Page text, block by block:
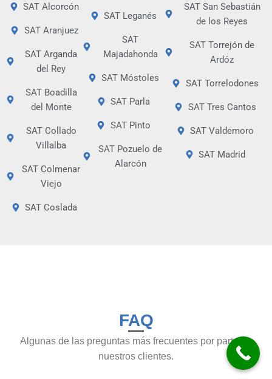
SAT Alcorcón
SAT Aranjuez
SAT Arganda
del Rey
SAT Boadilla
del Monte
SAT Collado
Villalba
SAT Colmenar
Viejo
SAT Coslada
SAT Leganés
SAT
Majadahonda
SAT Móstoles
SAT Parla
SAT Pinto
SAT Pozuelo de
Alarcón
SAT San Sebastián
de los Reyes
SAT Torrejón de
Ardóz
SAT Torrelodones
SAT Tres Cantos
SAT Valdemoro
SAT Madrid
FAQ
Algunas de las preguntas más frecuentes por parte de
nuestros clientes.